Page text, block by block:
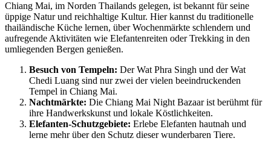
Chiang Mai, im Norden Thailands gelegen, ist bekannt für seine
üppige Natur und reichhaltige Kultur. Hier kannst du traditionelle
thailändische Küche lernen, über Wochenmärkte schlendern und
aufregende Aktivitäten wie Elefantenreiten oder Trekking in den
umliegenden Bergen genießen.
Besuch von Tempeln: Der Wat Phra Singh und der Wat
Chedi Luang sind nur zwei der vielen beeindruckenden
Tempel in Chiang Mai.
Nachtmärkte: Die Chiang Mai Night Bazaar ist berühmt für
ihre Handwerkskunst und lokale Köstlichkeiten.
Elefanten-Schutzgebiete: Erlebe Elefanten hautnah und
lerne mehr über den Schutz dieser wunderbaren Tiere.